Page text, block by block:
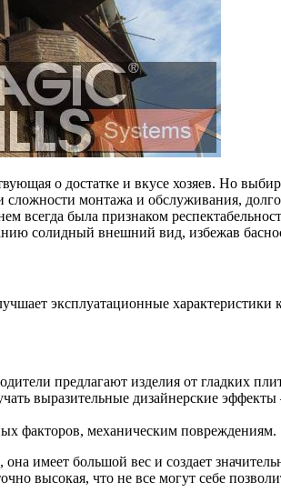
о достатке и вкусе хозяев. Но
сложности монтажа и обслуживания,
всегда была признаком
солидный внешний вид, избежав
эксплуатационные
предлагают изделия от гладких
выразительные дизайнерские
факторов, механическим повреждениям.
имеет большой вес и создает
высокая, что не все могут себе